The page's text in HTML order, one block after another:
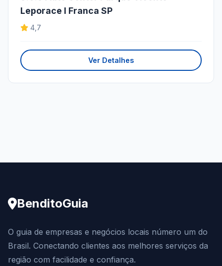
Leporace I Franca SP
4,7
Ver Detalhes
BenditoGuia
O guia de empresas e negócios locais número um do
Brasil. Conectando clientes aos melhores serviços da
região com facilidade e confiança.